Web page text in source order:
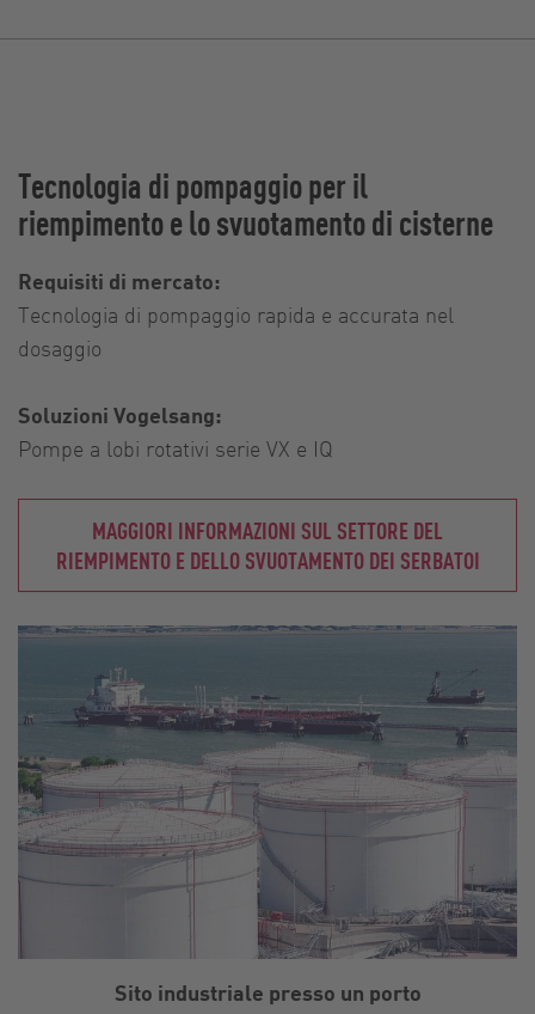
Tecnologia di pompaggio per il
riempimento e lo svuotamento di cisterne
Requisiti di mercato:
Tecnologia di pompaggio rapida e accurata nel
dosaggio
Soluzioni Vogelsang:
Pompe a lobi rotativi serie VX e IQ
MAGGIORI INFORMAZIONI SUL SETTORE DEL
RIEMPIMENTO E DELLO SVUOTAMENTO DEI SERBATOI
Sito industriale presso un porto